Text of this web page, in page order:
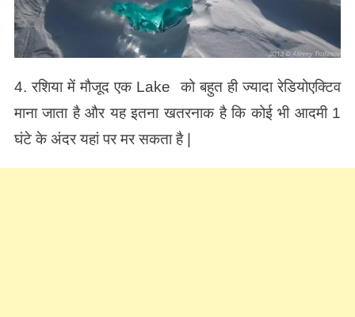
4. रशिया में मौजूद एक Lake को बहुत ही ज्यादा रेडियोएक्टिव
माना जाता है और यह इतना खतरनाक है कि कोई भी आदमी 1
घंटे के अंदर यहां पर मर सकता है |